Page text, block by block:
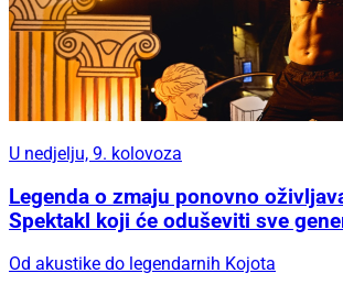
U nedjelju, 9. kolovoza
Legenda o zmaju ponovno
Spektakl koji će oduševiti sve
Od akustike do legendarnih Kojota